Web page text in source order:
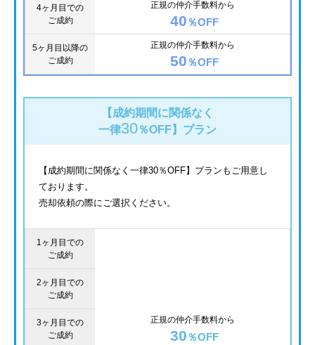
4ヶ月目での
ご成約
正規の仲介手数料から
40 ％OFF
5ヶ月目以降の
ご成約
正規の仲介手数料から
50 ％OFF
【成約期間に関係なく
一律30％OFF】 プラン
【成約期間に関係なく一律30％OFF】プランもご用意し
ております。
売却依頼の際にご選択ください。
1ヶ月目での
ご成約
正規の仲介手数料から
30 ％OFF
2ヶ月目での
ご成約
3ヶ月目での
ご成約